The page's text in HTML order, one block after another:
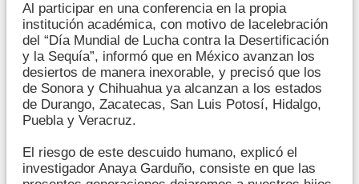
Al participar en una conferencia en la propia
institución académica, con motivo de lacelebración
del “Día Mundial de Lucha contra la Desertificación
y la Sequía”, informó que en México avanzan los
desiertos de manera inexorable, y precisó que los
de Sonora y Chihuahua ya alcanzan a los estados
de Durango, Zacatecas, San Luis Potosí, Hidalgo,
Puebla y Veracruz.
El riesgo de este descuido humano, explicó el
investigador Anaya Garduño, consiste en que las